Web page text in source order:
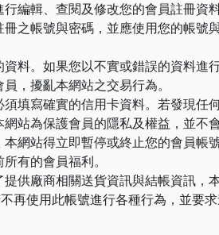
編輯、查閱及修改您的會員註冊資料
之帳號與密碼，並應使用您的帳
料。如果您以不實或錯誤的資料進
，擾亂本網站之交易行為。
填寫確實的信用卡資料。若發現
站為保護會員的隱私及權益，並不
網站得立即暫停或終止您的會員
有的會員福利。
供廠商相關送貨資訊與結帳資訊，
再使用此帳號進行各種行為，並要